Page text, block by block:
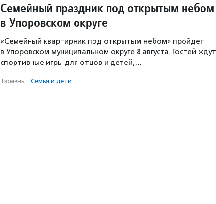
Семейный праздник под открытым небом
в Упоровском округе
«Семейный квартирник под открытым небом» пройдет
в Упоровском муниципальном округе 8 августа. Гостей ждут
спортивные игры для отцов и детей,…
Тюмень · Семья и дети